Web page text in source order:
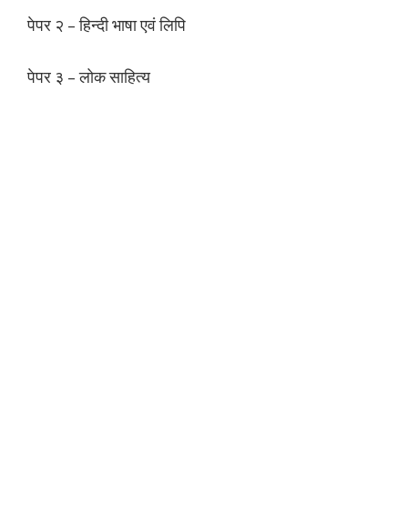
पेपर २ – हिन्दी भाषा एवं लिपि
पेपर ३ – लोक साहित्य